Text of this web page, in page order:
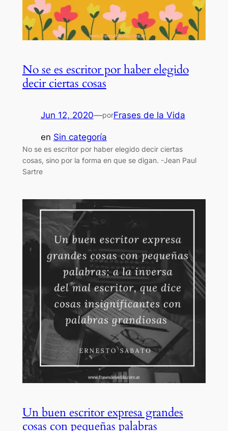
No se es escritor por haber elegido
decir ciertas cosas
Jun 12, 2020—porFrases de la Vida
en Sin categoría
No se es escritor por haber elegido decir ciertas
cosas, sino por la forma en que se digan. -Jean Paul
Sartre
Un buen escritor expresa grandes
cosas con pequeñas palabras